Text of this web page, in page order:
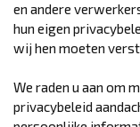
en andere
hun eigen
wij hen moeten
We raden u aan om
privacybeleid